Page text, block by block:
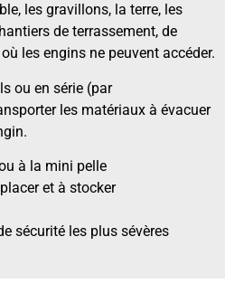
les gravillons, la terre, les
de terrassement, de
les engins ne peuvent accéder.
ou en série (par
les matériaux à évacuer
à la mini pelle
et à stocker
sécurité les plus sévères